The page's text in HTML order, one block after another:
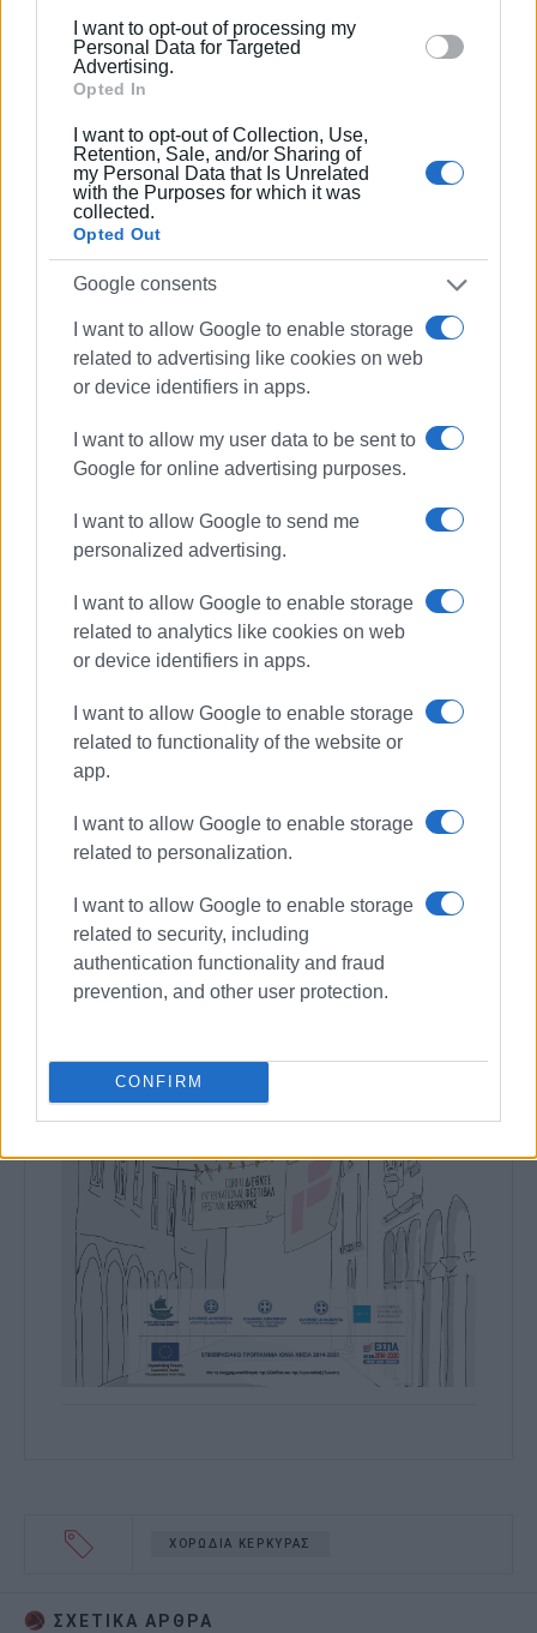
section.
I want to opt-out of processing my
Personal Data for Targeted
Advertising.
Opted In
I want to opt-out of Collection, Use,
Retention, Sale, and/or Sharing of
my Personal Data that Is Unrelated
with the Purposes for which it was
collected.
Opted Out
Google consents
I want to allow Google to enable storage
related to advertising like cookies on web
or device identifiers in apps.
I want to allow my user data to be sent to
Google for online advertising purposes.
I want to allow Google to send me
personalized advertising.
I want to allow Google to enable storage
related to analytics like cookies on web
or device identifiers in apps.
I want to allow Google to enable storage
related to functionality of the website or
app.
I want to allow Google to enable storage
related to personalization.
I want to allow Google to enable storage
related to security, including
authentication functionality and fraud
prevention, and other user protection.
CONFIRM
ΕΛΕΝΗ ΚΟΡΩΝΑΚΗ
Εργάζεται στις Εκδόσεις Ενημέρωση από το
1990 σε θέσεις υψηλής ευθύνης. Ειδικεύεται στις
δημόσιες σχέσεις, το ελεύθερο και το
καλλιτεχνικό ρεπορτάζ.
Ακολουθήστε το enimerosi στο
Συνδρομητές στο e-paper
ΧΟΡΩΔΙΑ ΚΕΡΚΥΡΑΣ
ΣΧΕΤΙΚA AΡΘΡΑ